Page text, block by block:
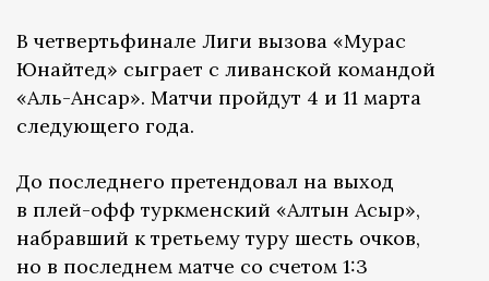
В четвертьфинале Лиги вызова «Мурас
Юнайтед» сыграет с ливанской командой
«Аль-Ансар». Матчи пройдут 4 и 11 марта
следующего года.
До последнего претендовал на выход
в плей-офф туркменский «Алтын Асыр»,
набравший к третьему туру шесть очков,
но в последнем матче со счетом 1:3